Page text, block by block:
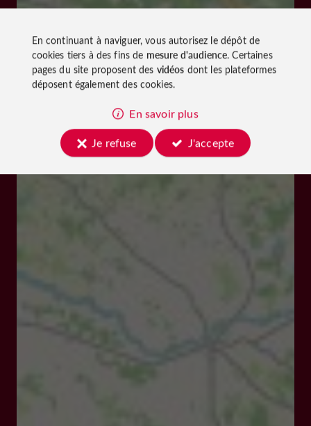
En continuant à naviguer, vous autorisez le dépôt de
cookies tiers à des fins de mesure d'audience. Certaines
pages du site proposent des vidéos dont les plateformes
déposent également des cookies.
En savoir plus
Je refuse
J'accepte